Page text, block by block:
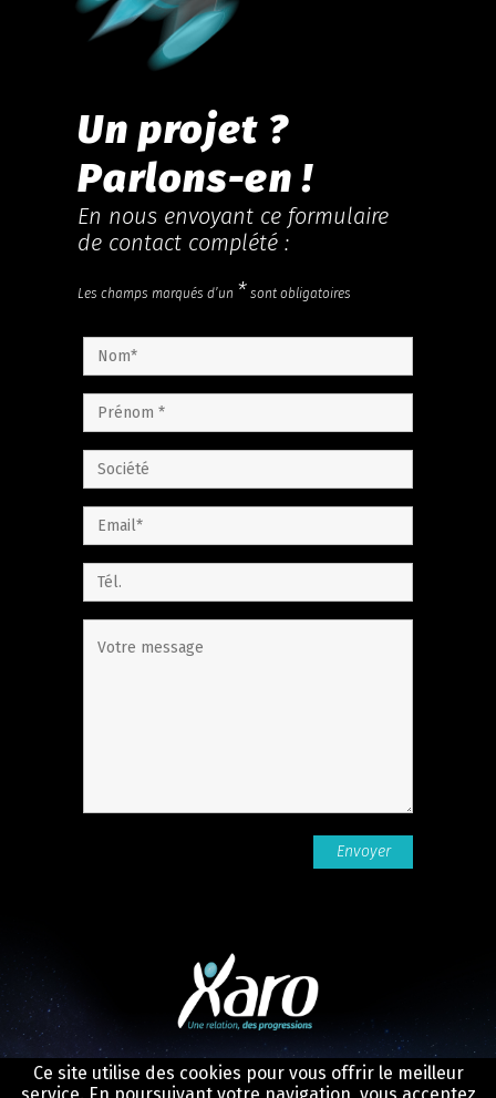
Un projet ?
Parlons-en !
En nous envoyant ce formulaire
de contact complété :
Les champs marqués d’un * sont obligatoires
Ce site utilise des cookies pour vous offrir le meilleur